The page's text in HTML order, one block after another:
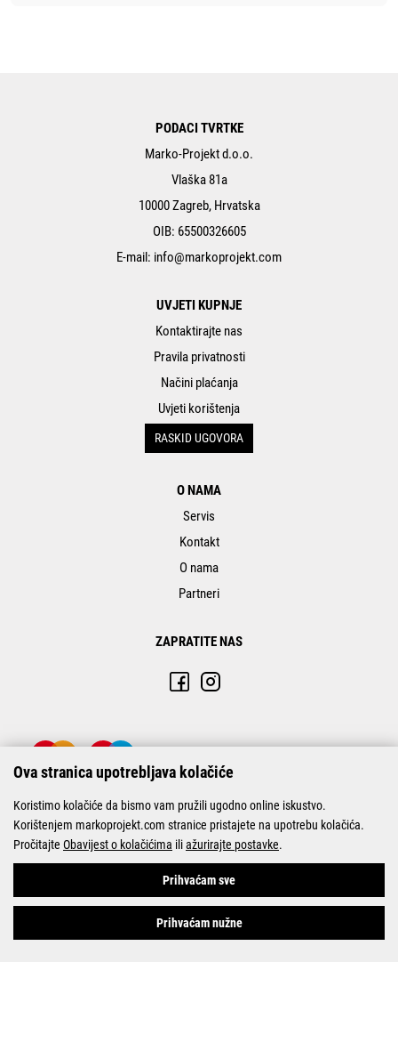
PODACI TVRTKE
Marko-Projekt d.o.o.
Vlaška 81a
10000 Zagreb, Hrvatska
OIB: 65500326605
E-mail: info@markoprojekt.com
UVJETI KUPNJE
Kontaktirajte nas
Pravila privatnosti
Načini plaćanja
Uvjeti korištenja
RASKID UGOVORA
O NAMA
Servis
Kontakt
O nama
Partneri
ZAPRATITE NAS
© Marko-Projekt 2026
Ova stranica upotrebljava kolačiće
Koristimo kolačiće da bismo vam pružili ugodno online iskustvo.
Korištenjem markoprojekt.com stranice pristajete na upotrebu kolačića.
Pročitajte Obavijest o kolačićima iliažurirajte postavke.
Prihvaćam sve
Prihvaćam nužne